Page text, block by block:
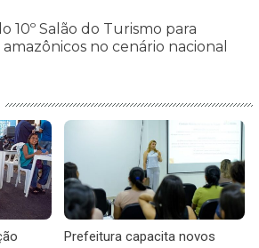
10º Salão do Turismo para
no cenário nacional
Prefeitura capacita novos